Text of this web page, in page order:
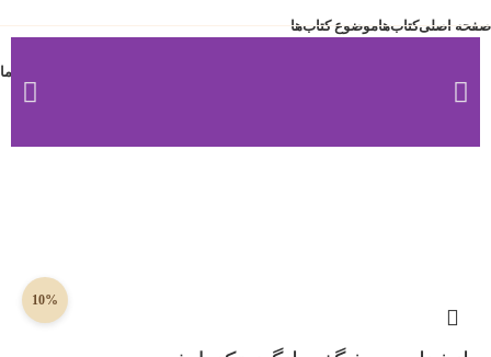
صفحه اصلیکتاب‌هاموضوع کتاب‌ها
تماس با ما
10%